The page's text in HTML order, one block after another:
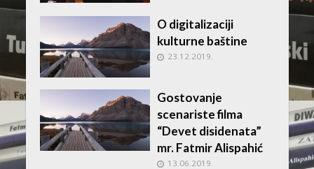
O digitalizaciji
kulturne baštine
23.12.2019.
Gostovanje
scenariste filma
“Devet disidenata”
mr. Fatmir Alispahić
13.06.2019.